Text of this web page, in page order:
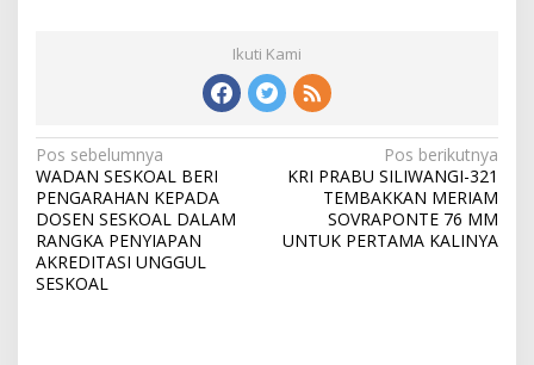
Ikuti Kami
N
a
v
i
g
Pos sebelumnya
WADAN SESKOAL BERI
PENGARAHAN KEPADA
DOSEN SESKOAL DALAM
RANGKA PENYIAPAN
AKREDITASI UNGGUL
SESKOAL
Pos berikutnya
KRI PRABU SILIWANGI-321
TEMBAKKAN MERIAM
SOVRAPONTE 76 MM
UNTUK PERTAMA KALINYA